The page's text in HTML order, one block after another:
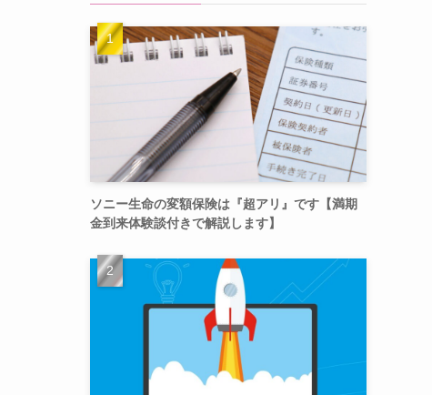
ソニー生命の変額保険は『超アリ』です【満期
金到来体験談付きで解説します】